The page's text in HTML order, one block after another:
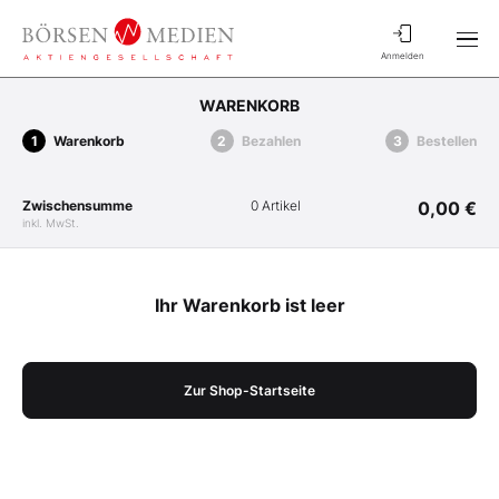
Anmelden
WARENKORB
Warenkorb Bezahlen Bestellen
Zwischensumme
inkl. MwSt.
0 Artikel 0,00 €
Ihr Warenkorb ist leer
Zur Shop-Startseite